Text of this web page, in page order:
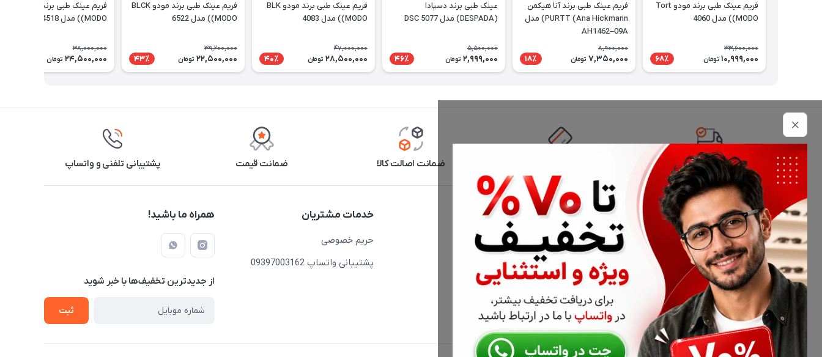
فریم عینک طبی برند مودو Tort
(MODO) مدل 4060
33,600,000
10,999,000 تومان 68٪
فریم عینک طبی برند آنا هیکمن
PURTT (Ana Hickmann) مدل
AH1462–09A
8,900,000
7,350,000 تومان 18٪
عینک طبی برند دسپادا
(DESPADA) مدل DSC 5077
5,500,000
2,999,000 تومان 46٪
فریم عینک طبی برند مودو BLK
(MODO) مدل 4083
47,000,000
28,500,000 تومان 40٪
فریم عینک طبی برند مودو BLCK
(MODO) مدل 6522
39,200,000
22,500,000 تومان 43٪
(MODO) مدل 4518
38,000,000
24,500,000 تومان
تحویل اکسپرس ضمانت اصالت کالا ضمانت قیمت پشتیبانی تلفنی و واتساپ
اطلاعات تماس
02177116909
info@civiliha.com
ارسال فوری در تهران + ارسال به سراسر کشور
دسترسی سریع
حساب کاربری
مجله فروشگاه
لیست محصولات
درباره ما
خدمات مشتریان
حریم خصوصی
پشتیبانی واتساپ 09397003162
همراه ما باشید!
از جدید‌ترین تخفیف‌ها با‌ خبر شوید
ثبت